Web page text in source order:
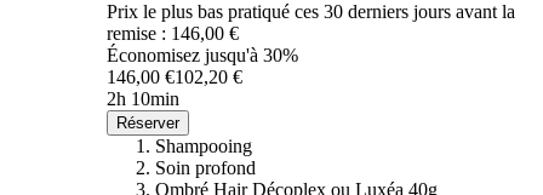
Prix le plus bas pratiqué ces 30 derniers jours avant la
remise : 146,00 €
Économisez jusqu'à 30%
146,00 €102,20 €
2h 10min
Réserver
Shampooing
Soin profond
Ombré Hair Décoplex ou Luxéa 40g